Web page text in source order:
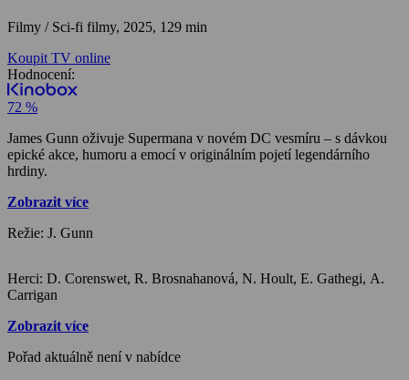
Filmy / Sci-fi filmy, 2025, 129 min
Koupit TV online
Hodnocení:
72 %
James Gunn oživuje Supermana v novém DC vesmíru – s dávkou
epické akce, humoru a emocí v originálním pojetí legendárního
hrdiny.
Zobrazit více
Režie: J. Gunn
Herci: D. Corenswet, R. Brosnahanová, N. Hoult, E. Gathegi, A.
Carrigan
Zobrazit více
Pořad aktuálně není v nabídce